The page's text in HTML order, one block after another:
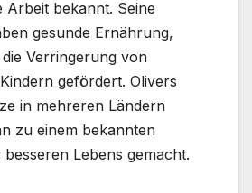
Arbeit bekannt. Seine
gesunde Ernährung,
Verringerung von
gefördert. Olivers
in mehreren Ländern
zu einem bekannten
Lebens gemacht.